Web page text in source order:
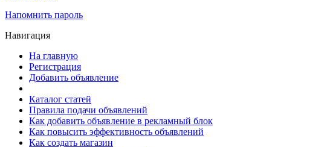
Напомнить пароль
Навигация
На главную
Регистрация
Добавить объявление
Каталог статей
Правила подачи объявлений
Как добавить объявление в рекламный блок
Как повысить эффективность объявлений
Как создать магазин